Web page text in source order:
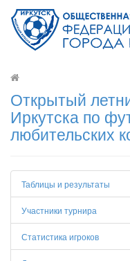
Открытый
Иркутска по
любительских
Таблицы и результаты
Участники турнира
Статистика игроков